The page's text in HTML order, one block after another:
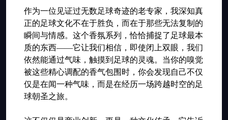
作为一位见证过无数足球奇迹的老专家，我深知真
正的足球文化不在于胜负，而在于那些无法复制的
瞬间与情感。这个香氛系列，恰恰捕捉了足球最本
质的东西——它让我们相信，即使闭上双眼，我们
依然能通过气味，触摸到足球的灵魂。当你的嗅觉
被这些精心调配的香气包围时，你会发现自己不仅
仅是在闻一种气味，而是在经历一场跨越时空的足
球朝圣之旅。